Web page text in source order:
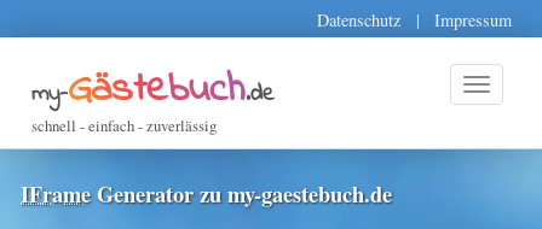
IFrameGenerator zu my-gaestebuch.de
my-Gästebuch.de
schnell - einfach - zuverlässig
Datenschutz Impressum